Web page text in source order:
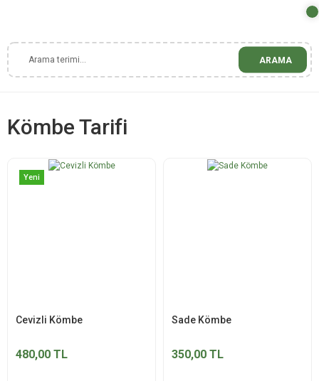
ARAMA
Kömbe Tarifi
Yeni
Cevizli Kömbe
480,00 TL
Sade Kömbe
350,00 TL